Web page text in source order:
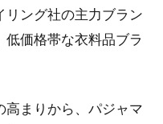
リング社の主力ブラン
低価格帯な衣料品ブラ
まりから、パジャマ